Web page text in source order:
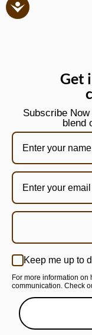
Get
Subscribe
blend
Keep me up to
For more information on
communication. Check